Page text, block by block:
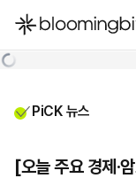
한국어
PiCK 뉴스
[오늘 주요 경제·